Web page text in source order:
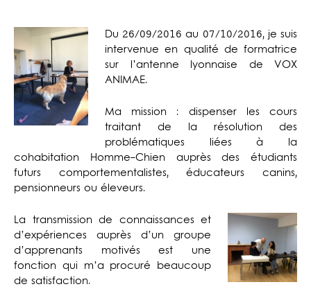
Du 26/09/2016 au 07/10/2016, je suis
intervenue en qualité de formatrice
sur l’antenne lyonnaise de VOX
ANIMAE.
Ma mission : dispenser les cours
traitant de la résolution des
problématiques liées à la
cohabitation Homme-Chien auprès des étudiants
futurs comportementalistes, éducateurs canins,
pensionneurs ou éleveurs.
La transmission de connaissances et
d’expériences auprès d’un groupe
d’apprenants motivés est une
fonction qui m’a procuré beaucoup
de satisfaction.